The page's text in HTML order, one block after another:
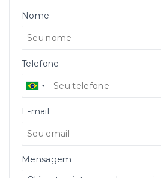
Nome
Telefone
E-mail
Mensagem